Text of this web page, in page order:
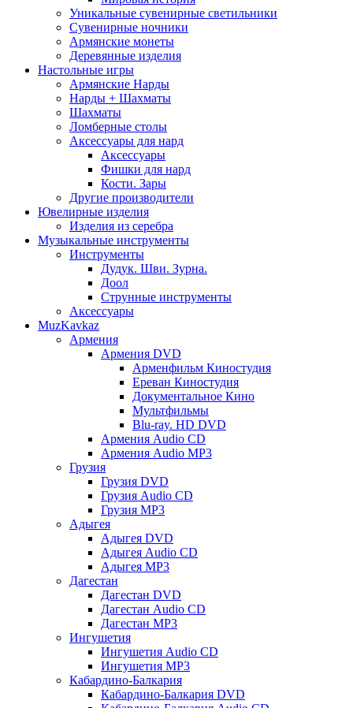
Уникальные сувенирные светильники
Сувенирные ночники
Армянские монеты
Деревянные изделия
Настольные игры
Армянские Нарды
Нарды + Шахматы
Шахматы
Ломберные столы
Аксессуары для нард
Аксессуары
Фишки для нард
Кости. Зары
Другие производители
Ювелирные изделия
Изделия из серебра
Музыкальные инструменты
Инструменты
Дудук. Шви. Зурна.
Доол
Струнные инструменты
Аксессуары
MuzKavkaz
Армения
Армения DVD
Арменфильм Киностудия
Ереван Киностудия
Документальное Кино
Мультфильмы
Blu-ray. HD DVD
Армения Audio CD
Армения Audio MP3
Грузия
Грузия DVD
Грузия Audio CD
Грузия MP3
Адыгея
Адыгея DVD
Адыгея Audio CD
Адыгея MP3
Дагестан
Дагестан DVD
Дагестан Audio CD
Дагестан MP3
Ингушетия
Ингушетия Audio CD
Ингушетия MP3
Кабардино-Балкария
Кабардино-Балкария DVD